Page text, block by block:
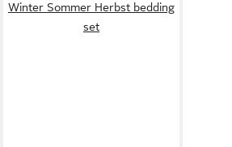
Winter Sommer Herbst bedding
set